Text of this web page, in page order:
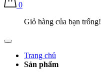
0
Giỏ hàng của bạn trống!
Trang chủ
Sản phẩm